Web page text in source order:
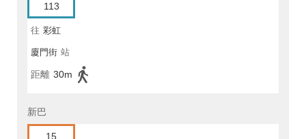
113
往 彩虹
廈門街 站
距離 30m
新巴
15